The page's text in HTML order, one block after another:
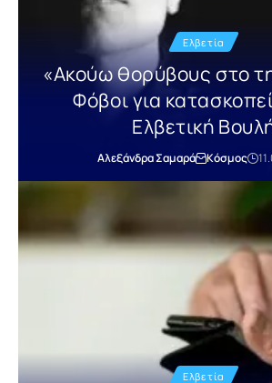
Ελβετία
«Ακούω θορύβους στο
Φόβοι για
Ελβετική
Αλεξάνδρα Σαμαρά Κόσμος
Ελβετία